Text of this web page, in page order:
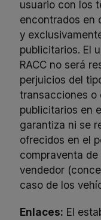
usuario con los
encontrados en
y
publicitarios. El
RACC no será
perjuicios del
transacciones o
publicitarios en
garantiza ni se
ofrecidos en el
compraventa
vendedor
caso de los
Enlaces: El